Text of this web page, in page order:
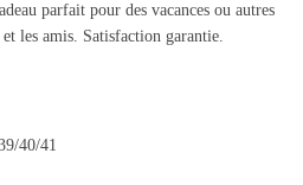
parfait pour des vacances ou autres
les amis. Satisfaction garantie.
40/41